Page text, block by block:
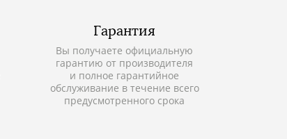
Гарантия
Вы получаете официальную
гарантию от производителя
и полное гарантийное
обслуживание в течение всего
предусмотренного срока